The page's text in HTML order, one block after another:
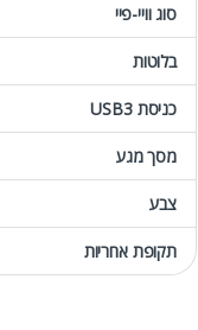
סוג וויי-פיי
בלוטות
כניסת USB3
מסך מגע
צבע
תקופת אחריות